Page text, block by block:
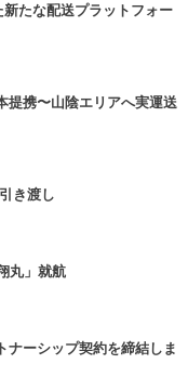
たな配送プラットフォー
携〜山陰エリアへ実運送
き渡し
丸」就航
ナーシップ契約を締結しま